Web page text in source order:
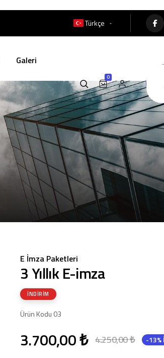
Türkçe
Galeri
0
E İmza Paketleri
3 Yıllık E-imza
İNDIRIM
Ürün Kodu 03
3.700,00 ₺ 4.250,00 ₺ -